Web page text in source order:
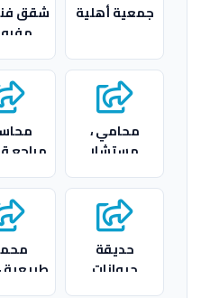
جمعية أهلية
شقق
محامي ،
مستشار
قانوني
مراجع
حديقة
حيوانات
طبيعية